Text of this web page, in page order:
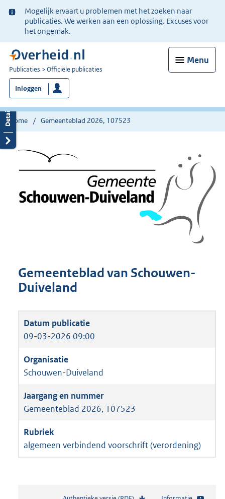
Ter
informatie:
Mogelijk ervaart u problemen met het zoeken naar
publicaties. We werken aan een oplossing. Excuses voor
het ongemak.
Menu
U
bent
nu
hier:
Publicaties Officiële publicaties
Inloggen
Home Gemeenteblad 2026, 107523
Gemeenteblad van Schouwen-
Duiveland
09-03-2026 09:00
Schouwen-Duiveland
Gemeenteblad 2026, 107523
algemeen verbindend voorschrift (verordening)